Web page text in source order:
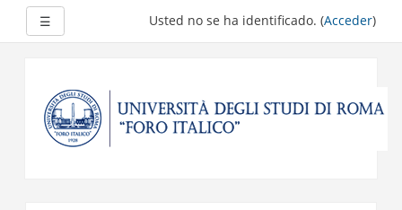
contenido
principal
☰ Usted no se ha identificado. (Acceder)